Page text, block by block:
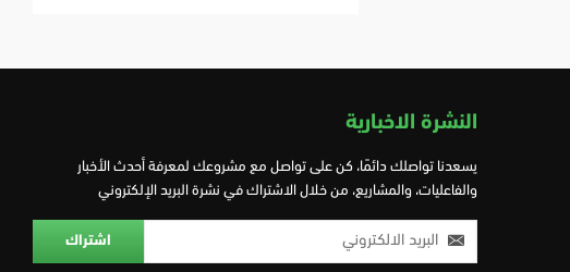
النشرة الاخبارية
يسعدنا تواصلك دائمًا، كن على تواصل مع مشروعك لمعرفة أحدث الأخبار
والفاعليات، والمشاريع، من خلال الاشتراك في نشرة البريد الإلكتروني